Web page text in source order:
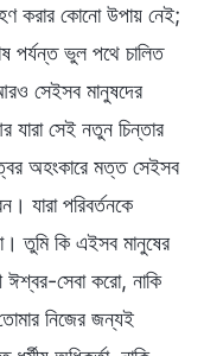
করার কোনো উপায় নেই;
পর্যন্ত ভুল পথে চালিত
সেইসব মানুষদের
যারা সেই নতুন চিন্তার
অহংকারে মত্ত সেইসব
যারা পরিবর্তনকে
তুমি কি এইসব মানুষের
সেবা করো, নাকি
নিজের জন্যই